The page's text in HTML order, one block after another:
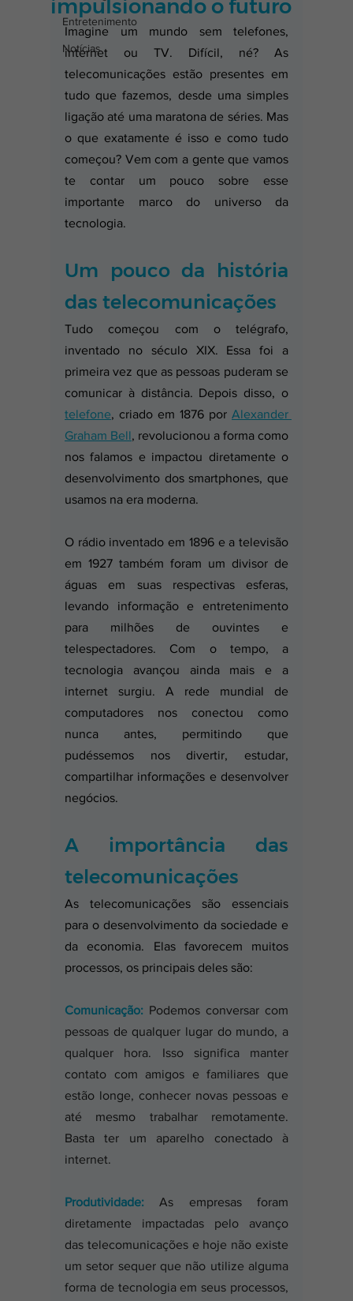
Entretenimento
Notícias
impulsionando o futuro
Imagine um mundo sem telefones,
internet ou TV. Difícil, né? As
telecomunicações estão presentes em
tudo que fazemos, desde uma simples
ligação até uma maratona de séries. Mas
o que exatamente é isso e como tudo
começou? Vem com a gente que vamos
te contar um pouco sobre esse
importante marco do universo da
tecnologia.
Um pouco da história
das telecomunicações
Tudo começou com o telégrafo,
inventado no século XIX. Essa foi a
primeira vez que as pessoas puderam se
telefone, criado em 1876 por Alexander
Graham Bell, revolucionou a forma como
nos falamos e impactou diretamente o
desenvolvimento dos smartphones, que
usamos na era moderna.
O rádio inventado em 1896 e a televisão
em 1927 também foram um divisor de
águas em suas respectivas esferas,
levando informação e entretenimento
para milhões de ouvintes e
telespectadores. Com o tempo, a
tecnologia avançou ainda mais e a
internet surgiu. A rede mundial de
computadores nos conectou como
nunca antes, permitindo que
pudéssemos nos divertir, estudar,
compartilhar informações e desenvolver
negócios.
A importância das
telecomunicações
As telecomunicações são essenciais
para o desenvolvimento da sociedade e
da economia. Elas favorecem muitos
processos, os principais deles são:
Comunicação: Podemos conversar com
pessoas de qualquer lugar do mundo, a
qualquer hora. Isso significa manter
contato com amigos e familiares que
estão longe, conhecer novas pessoas e
até mesmo trabalhar remotamente.
Basta ter um aparelho conectado à
internet.
Produtividade: As empresas foram
diretamente impactadas pelo avanço
das telecomunicações e hoje não existe
um setor sequer que não utilize alguma
forma de tecnologia em seus processos,